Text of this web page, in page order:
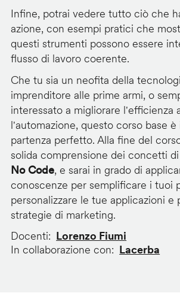
Infine, potrai vedere tutto ciò che
azione, con esempi pratici che
questi strumenti possono essere
flusso di lavoro coerente.
Che tu sia un neofita della
imprenditore alle prime armi, o
interessato a migliorare l'efficienza
l'automazione, questo corso base
partenza perfetto. Alla fine del
solida comprensione dei concetti di
No Code, e sarai in grado di
conoscenze per semplificare i tuoi
personalizzare le tue applicazioni e
strategie di marketing.
Docenti
Lorenzo Fiumi
In collaborazione con
Lacerba